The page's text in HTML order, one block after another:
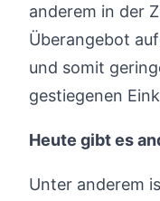
anderem in der
Überangebot
und somit
gestiegenen
Heute gibt es
Unter anderem